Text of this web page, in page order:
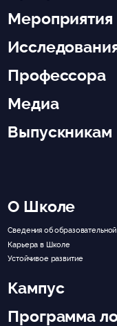
Мероприятия
Профессора
Медиа
Выпускникам
О Школе
Сведения об
Карьера в Школе
Устойчивое развитие
Кампус
Программа